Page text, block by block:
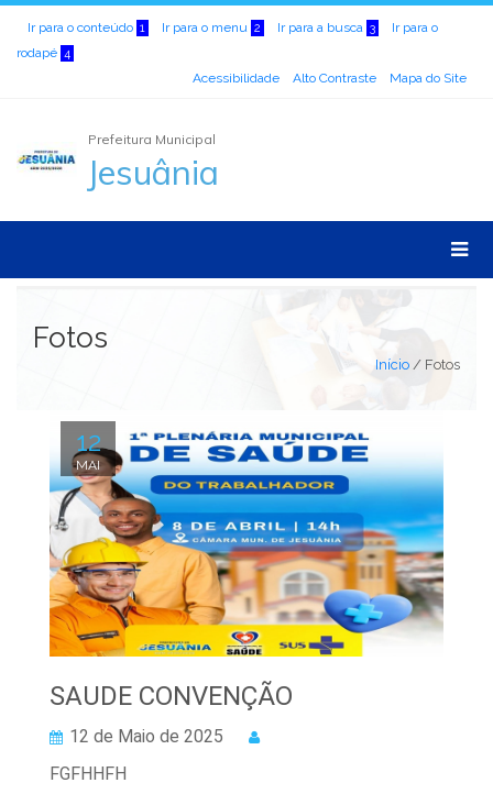
Ir para o conteúdo 1 Ir para o menu 2 Ir para a busca 3
Ir para o
rodapé 4
Acessibilidade Alto Contraste Mapa do Site
Prefeitura Municipal
Jesuânia
Fotos
Início / Fotos
12
MAI
SAUDE CONVENÇÃO
12 de Maio de 2025
FGFHHFH